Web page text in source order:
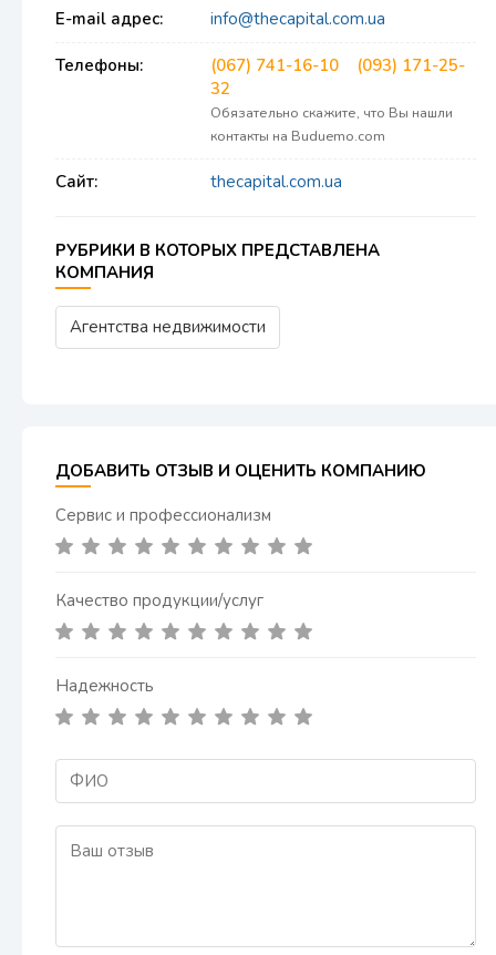
E-mail адрес: info@thecapital.com.ua
Телефоны: (067) 741-16-10
(093) 171-25-
32
Обязательно скажите, что Вы нашли
контакты на Buduemo.com
Сайт: thecapital.com.ua
РУБРИКИ В КОТОРЫХ ПРЕДСТАВЛЕНА
КОМПАНИЯ
Агентства недвижимости
ДОБАВИТЬ ОТЗЫВ И ОЦЕНИТЬ КОМПАНИЮ
Сервис и профессионализм
Качество продукции/услуг
Надежность